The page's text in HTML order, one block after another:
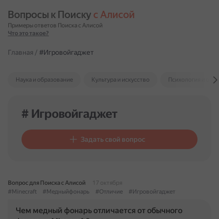
Вопросы к Поиску с Алисой
Примеры ответов Поиска с Алисой
Что это такое?
Главная / #Игровойгаджет
Наука и образование Культура и искусство Психология и
# Игровойгаджет
Задать свой вопрос
Вопрос для Поиска с Алисой
17 октября
#Minecraft
#Медныйфонарь #Отличие #Игровойгаджет
Чем медный фонарь отличается от обычного